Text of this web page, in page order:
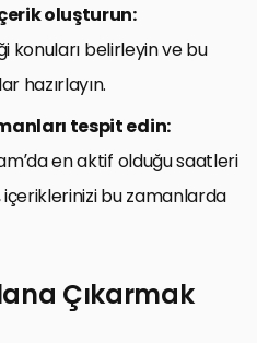
oluşturun:
konuları belirleyin ve bu
hazırlayın.
tespit edin:
en aktif olduğu saatleri
bu zamanlarda
Çıkarmak